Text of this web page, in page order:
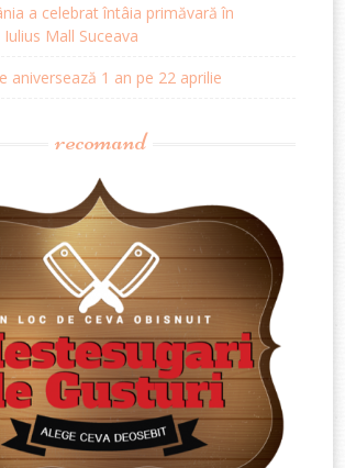
a celebrat întâia primăvară în
Mall Suceava
aniversează 1 an pe 22 aprilie
recomand